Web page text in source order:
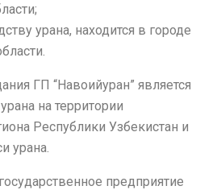
урана, находится в городе
ГП “Навоийуран” является
на территории
Республики Узбекистан и
урана.
предприятие